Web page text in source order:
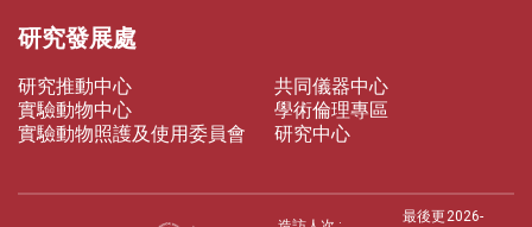
研究發展處
研究推動中心
共同儀器中心
實驗動物中心
學術倫理專區
實驗動物照護及使用委員會
研究中心
最後更 2026-